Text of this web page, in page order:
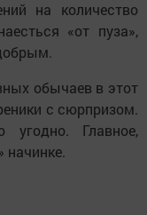
на количество
«от пуза»,
обычаев в этот
с сюрпризом.
Главное,
начинке.